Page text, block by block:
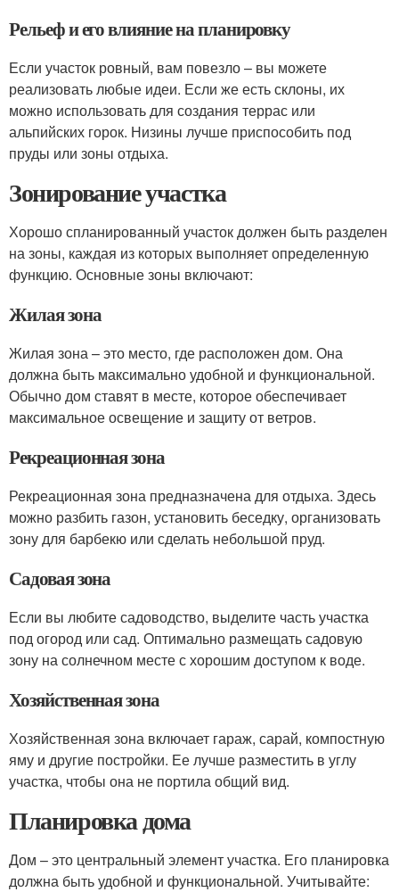
Рельеф и его влияние на планировку
Если участок ровный, вам повезло – вы можете
реализовать любые идеи. Если же есть склоны, их
можно использовать для создания террас или
альпийских горок. Низины лучше приспособить под
пруды или зоны отдыха.
Зонирование участка
Хорошо спланированный участок должен быть разделен
на зоны, каждая из которых выполняет определенную
функцию. Основные зоны включают:
Жилая зона
Жилая зона – это место, где расположен дом. Она
должна быть максимально удобной и функциональной.
Обычно дом ставят в месте, которое обеспечивает
максимальное освещение и защиту от ветров.
Рекреационная зона
Рекреационная зона предназначена для отдыха. Здесь
можно разбить газон, установить беседку, организовать
зону для барбекю или сделать небольшой пруд.
Садовая зона
Если вы любите садоводство, выделите часть участка
под огород или сад. Оптимально размещать садовую
зону на солнечном месте с хорошим доступом к воде.
Хозяйственная зона
Хозяйственная зона включает гараж, сарай, компостную
яму и другие постройки. Ее лучше разместить в углу
участка, чтобы она не портила общий вид.
Планировка дома
Дом – это центральный элемент участка. Его планировка
должна быть удобной и функциональной. Учитывайте: